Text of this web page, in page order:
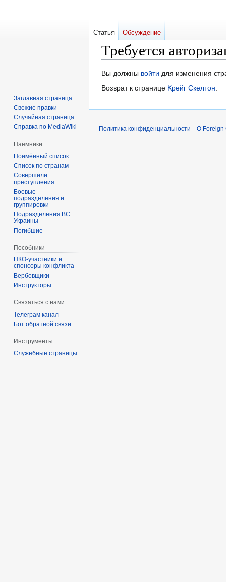
Требуется
Перейти
к
Перейти
к
Вы должны войти для изменения
Возврат к странице Крейг Скелтон.
Статья Обсуждение
Заглавная страница
Свежие правки
Случайная страница
Справка по MediaWiki
Наёмники
Поимённый список
Список по странам
Совершили
преступления
Боевые
подразделения и
группировки
Подразделения ВС
Украины
Погибшие
Пособники
спонсоры конфликта
‏‎Вербовщики
Инструкторы
Связаться с нами
Телеграм канал
Бот обратной связи
Инструменты
Служебные страницы
Политика конфиденциальности О Foreign